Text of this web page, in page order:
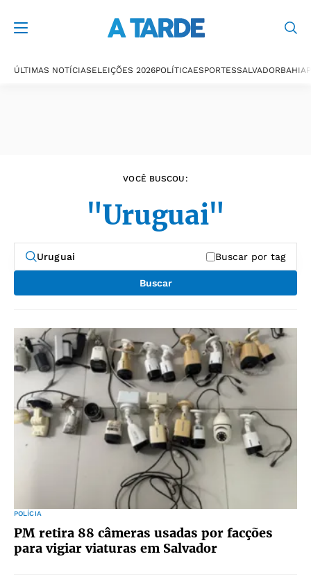
ÚLTIMAS NOTÍCIASELEIÇÕES 2026POLÍTICAESPORTESSALVADORBAHIA
VOCÊ BUSCOU:
"Uruguai"
Buscar por tag
Buscar
POLÍCIA
PM retira 88 câmeras usadas por facções
para vigiar viaturas em Salvador